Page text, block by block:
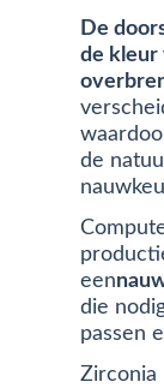
De
de kleur
de
een
die
passen
Zirconia